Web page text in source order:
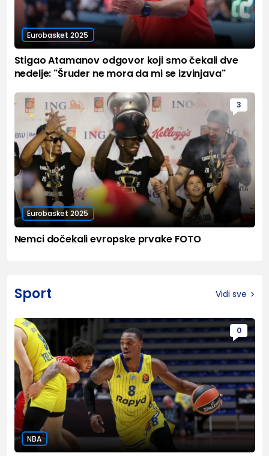
Eurobasket 2025
Stigao Atamanov odgovor koji smo čekali dve
nedelje: "Šruder ne mora da mi se izvinjava"
3
Eurobasket 2025
Nemci dočekali evropske prvake FOTO
Sport Vidi sve
0
NBA